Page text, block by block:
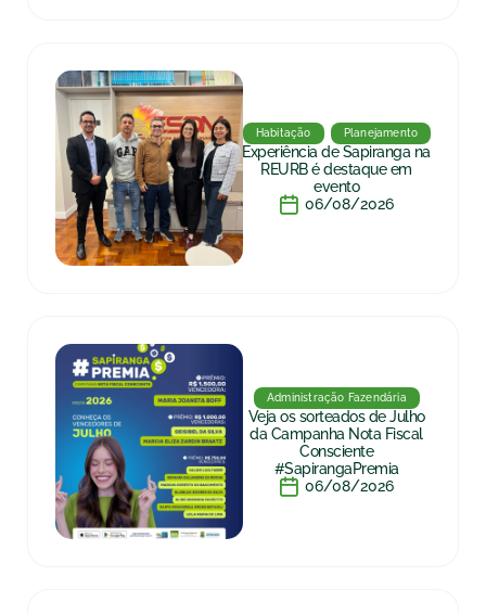
Habitação Planejamento
Experiência de Sapiranga na
REURB é destaque em
evento
06/08/2026
Administração Fazendária
Veja os sorteados de Julho
da Campanha Nota Fiscal
Consciente
#SapirangaPremia
06/08/2026